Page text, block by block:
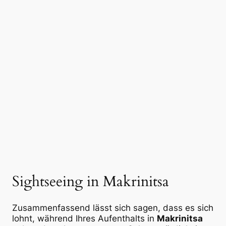
Sightseeing in Makrinitsa
Zusammenfassend lässt sich sagen, dass es sich
lohnt, während Ihres Aufenthalts in Makrinitsa